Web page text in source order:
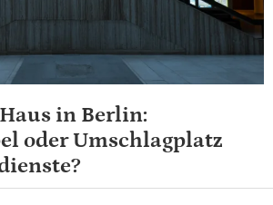
in Berlin:
oder Umschlagplatz